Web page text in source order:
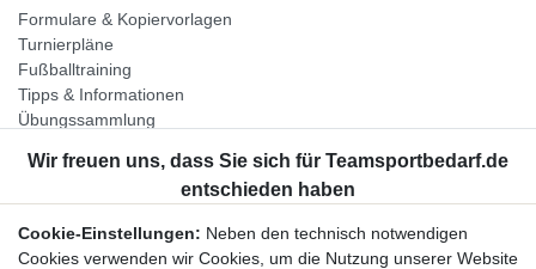
Formulare & Kopiervorlagen
Turnierpläne
Fußballtraining
Tipps & Informationen
Übungssammlung
Unternehmen
Widerrufsrecht
Cookie-Einstellungen: Neben den technisch notwendigen
Cookies verwenden wir Cookies, um die Nutzung unserer Website